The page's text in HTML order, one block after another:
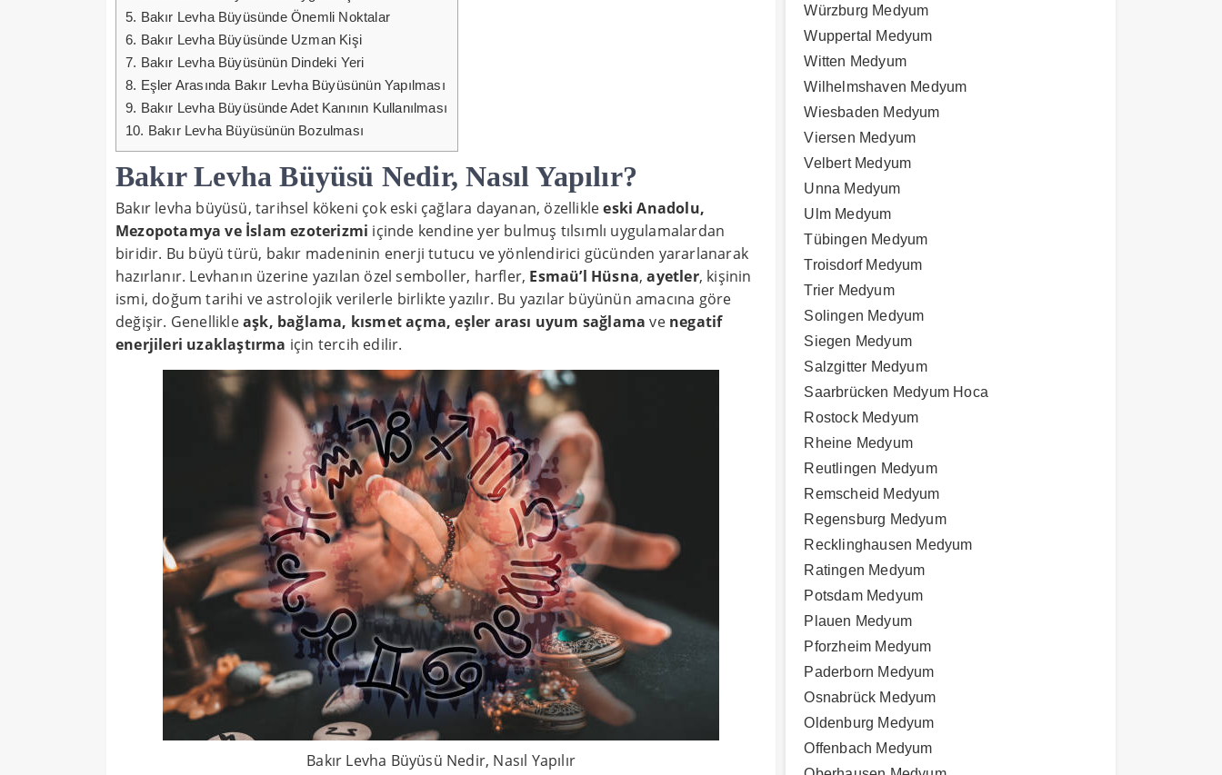
5. Bakır Levha Büyüsünde Önemli Noktalar
6. Bakır Levha Büyüsünde Uzman Kişi
7. Bakır Levha Büyüsünün Dindeki Yeri
8. Eşler Arasında Bakır Levha Büyüsünün Yapılması
9. Bakır Levha Büyüsünde Adet Kanının Kullanılması
10. Bakır Levha Büyüsünün Bozulması
Bakır Levha Büyüsü Nedir, Nasıl Yapılır?
Bakır levha büyüsü, tarihsel kökeni çok eski çağlara dayanan, özellikleeski Anadolu,
Mezopotamya ve İslam ezoterizmi içinde kendine yer bulmuş tılsımlı uygulamalardan
biridir. Bu büyü türü, bakır madeninin enerji tutucu ve yönlendirici gücünden yararlanarak
hazırlanır. Levhanın üzerine yazılan özel semboller, harfler, Esmaü’l Hüsna,ayetler, kişinin
ismi, doğum tarihi ve astrolojik verilerle birlikte yazılır. Bu yazılar büyünün amacına göre
değişir. Genellikleaşk, bağlama, kısmet açma, eşler arası uyum sağlama ve negatif
enerjileri uzaklaştırma için tercih edilir.
Bakır Levha Büyüsü Nedir, Nasıl Yapılır
Würzburg Medyum
Wuppertal Medyum
Witten Medyum
Wilhelmshaven Medyum
Wiesbaden Medyum
Viersen Medyum
Velbert Medyum
Unna Medyum
Ulm Medyum
Tübingen Medyum
Troisdorf Medyum
Trier Medyum
Solingen Medyum
Siegen Medyum
Salzgitter Medyum
Saarbrücken Medyum Hoca
Rostock Medyum
Rheine Medyum
Reutlingen Medyum
Remscheid Medyum
Regensburg Medyum
Recklinghausen Medyum
Ratingen Medyum
Potsdam Medyum
Plauen Medyum
Pforzheim Medyum
Paderborn Medyum
Osnabrück Medyum
Oldenburg Medyum
Offenbach Medyum